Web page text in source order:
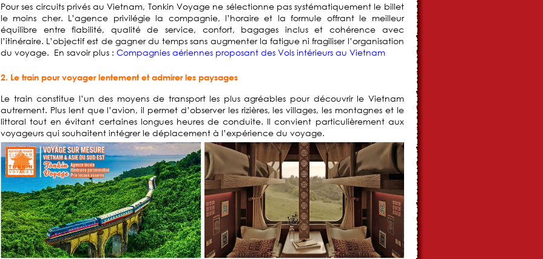
Pour ses circuits privés au Vietnam, Tonkin Voyage ne sélectionne pas systématiquement le billet
le moins cher. L’agence privilégie la compagnie, l’horaire et la formule offrant le meilleur
équilibre entre fiabilité, qualité de service, confort, bagages inclus et cohérence avec
l’itinéraire. L’objectif est de gagner du temps sans augmenter la fatigue ni fragiliser l’organisation
du voyage. En savoir plus : Compagnies aériennes proposant des Vols intérieurs au Vietnam
2. Le train pour voyager lentement et admirer les paysages
Le train constitue l’un des moyens de transport les plus agréables pour découvrir le Vietnam
autrement. Plus lent que l’avion, il permet d’observer les rizières, les villages, les montagnes et le
littoral tout en évitant certaines longues heures de conduite. Il convient particulièrement aux
voyageurs qui souhaitent intégrer le déplacement à l’expérience du voyage.